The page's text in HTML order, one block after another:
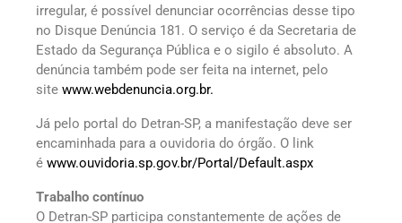
irregular, é possível denunciar ocorrências desse tipo
no Disque Denúncia 181. O serviço é da Secretaria de
Estado da Segurança Pública e o sigilo é absoluto. A
denúncia também pode ser feita na internet, pelo
site www.webdenuncia.org.br.
Já pelo portal do Detran-SP, a manifestação deve ser
encaminhada para a ouvidoria do órgão. O link
é www.ouvidoria.sp.gov.br/Portal/Default.aspx
Trabalho contínuo
O Detran-SP participa constantemente de ações de